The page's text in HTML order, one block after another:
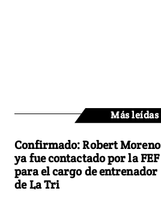
Más leídas
Confirmado: Robert Moreno
ya fue contactado por la FEF
para el cargo de entrenador
de La Tri